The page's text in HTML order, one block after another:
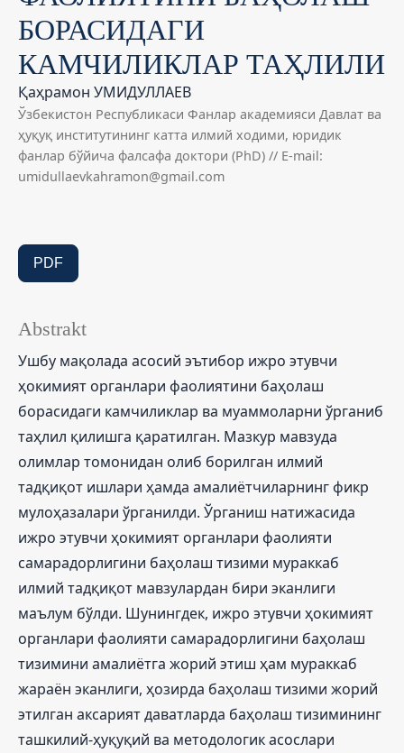
БОРАСИДАГИ
КАМЧИЛИКЛАР ТАҲЛИЛИ
Қаҳрамон УМИДУЛЛАЕВ
Ўзбекистон Республикаси Фанлар академияси Давлат ва
ҳуқуқ институтининг катта илмий ходими, юридик
фанлар бўйича фалсафа доктори (PhD) // E-mail:
umidullaevkahramon@gmail.com
PDF
Abstrakt
Ушбу мақолада асосий эътибор ижро этувчи
ҳокимият органлари фаолиятини баҳолаш
борасидаги камчиликлар ва муаммоларни ўрганиб
таҳлил қилишга қаратилган. Мазкур мавзуда
олимлар томонидан олиб борилган илмий
тадқиқот ишлари ҳамда амалиётчиларнинг фикр
мулоҳазалари ўрганилди. Ўрганиш натижасида
ижро этувчи ҳокимият органлари фаолияти
самарадорлигини баҳолаш тизими мураккаб
илмий тадқиқот мавзулардан бири эканлиги
маълум бўлди. Шунингдек, ижро этувчи ҳокимият
органлари фаолияти самарадорлигини баҳолаш
тизимини амалиётга жорий этиш ҳам мураккаб
жараён эканлиги, ҳозирда баҳолаш тизими жорий
этилган аксарият даватларда баҳолаш тизимининг
ташкилий-ҳуқуқий ва методологик асослари